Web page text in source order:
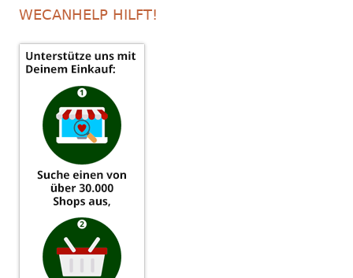
WECANHELP HILFT!